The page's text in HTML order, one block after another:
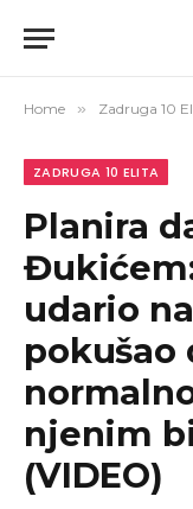
Home » Zadruga 10
ZADRUGA 10 ELITA
Planira
udario
pokušao
njenim
(VIDEO)